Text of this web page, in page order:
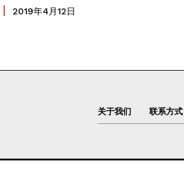
2019年4月12日
关于我们 联系方式